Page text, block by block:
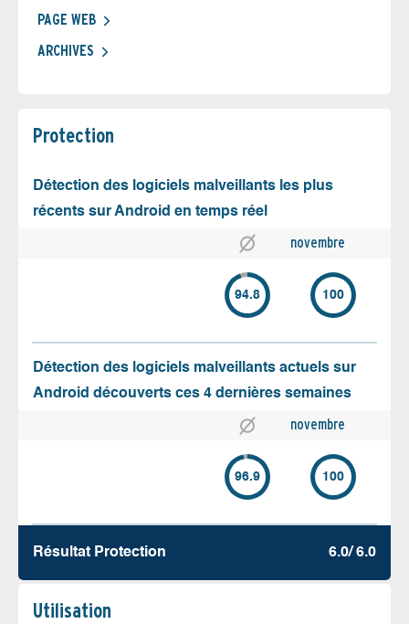
PAGE WEB
ARCHIVES
Protection
Détection des logiciels malveillants les plus
récents sur Android en temps réel
novembre
94.8 100
Détection des logiciels malveillants actuels sur
Android découverts ces 4 dernières semaines
novembre
96.9 100
Résultat Protection 6.0/ 6.0
Utilisation